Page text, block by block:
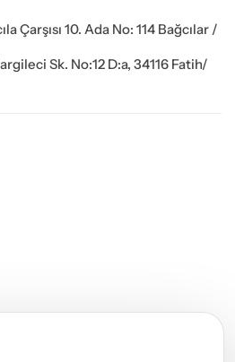
Çarşısı 10. Ada No: 114 Bağcılar /
Sk. No:12 D:a, 34116 Fatih/